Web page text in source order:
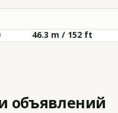
46.3 m / 152 ft
объявлений